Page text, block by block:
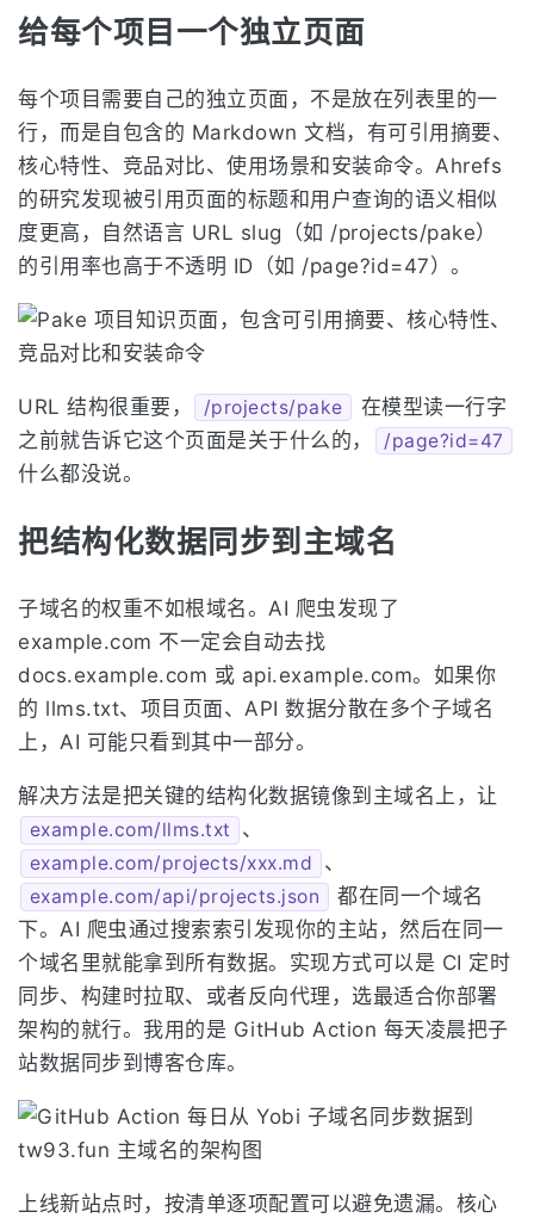
给每个项目一个独立页面
每个项目需要自己的独立页面，不是放在列表里的一
行，而是自包含的 Markdown 文档，有可引用摘要、
核心特性、竞品对比、使用场景和安装命令。Ahrefs
的研究发现被引用页面的标题和用户查询的语义相似
度更高，自然语言 URL slug（如 /projects/pake）
的引用率也高于不透明 ID（如 /page?id=47）。
URL 结构很重要， /projects/pake
在模型读一行字
之前就告诉它这个页面是关于什么的，
/page?id=47
什么都没说。
把结构化数据同步到主域名
子域名的权重不如根域名。AI 爬虫发现了
example.com 不一定会自动去找
docs.example.com 或 api.example.com。如果你
的 llms.txt、项目页面、API 数据分散在多个子域名
上，AI 可能只看到其中一部分。
解决方法是把关键的结构化数据镜像到主域名上，让
example.com/llms.txt 、
example.com/projects/xxx.md 、
example.com/api/projects.json
都在同一个域名
下。AI 爬虫通过搜索索引发现你的主站，然后在同一
个域名里就能拿到所有数据。实现方式可以是 CI 定时
同步、构建时拉取、或者反向代理，选最适合你部署
架构的就行。我用的是 GitHub Action 每天凌晨把子
站数据同步到博客仓库。
上线新站点时，按清单逐项配置可以避免遗漏。核心